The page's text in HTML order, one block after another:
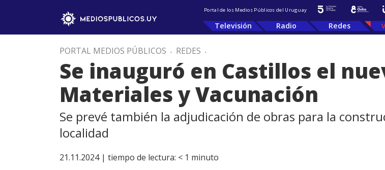
Portal de los Medios Públicos del Uruguay
Televisión Radio Redes
PORTAL MEDIOS PÚBLICOS . REDES .
Se inauguró en Castillos el
Materiales y Vacunación
Se prevé también la adjudicación de obras para la
localidad
21.11.2024 | tiempo de lectura: < 1 minuto